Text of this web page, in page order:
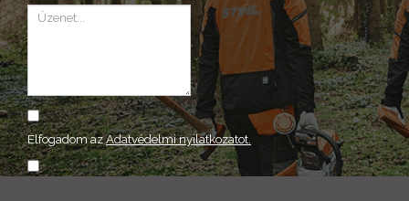
Elfogadom azAdatvédelmi nyilatkozatot.
ELKÜLD